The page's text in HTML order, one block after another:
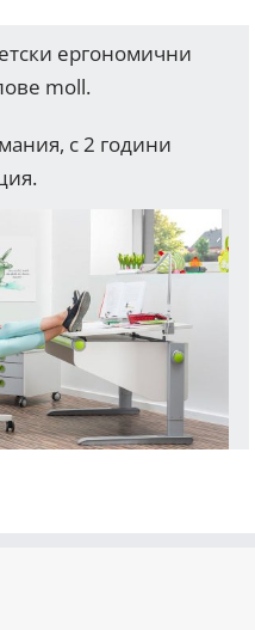
ергономични
moll.
с 2 години